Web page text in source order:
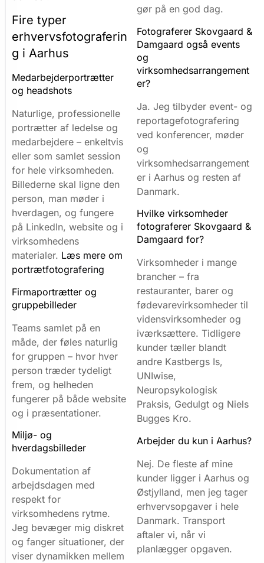
Fire typer
erhvervsfotograferin
g i Aarhus
Medarbejderportrætter
og headshots
Naturlige, professionelle
portrætter af ledelse og
medarbejdere – enkeltvis
eller som samlet session
for hele virksomheden.
Billederne skal ligne den
person, man møder i
hverdagen, og fungere
på LinkedIn, website og i
virksomhedens
materialer. Læs mere om
portrætfotografering
Firmaportrætter og
gruppebilleder
Teams samlet på en
måde, der føles naturlig
for gruppen – hvor hver
person træder tydeligt
frem, og helheden
fungerer på både website
og i præsentationer.
Miljø- og
hverdagsbilleder
Dokumentation af
arbejdsdagen med
respekt for
virksomhedens rytme.
Jeg bevæger mig diskret
og fanger situationer, der
viser dynamikken mellem
gør på en god dag.
Fotograferer Skovgaard &
Damgaard også events
og
virksomhedsarrangement
er?
Ja. Jeg tilbyder event- og
reportagefotografering
ved konferencer, møder
og
virksomhedsarrangement
er i Aarhus og resten af
Danmark.
Hvilke virksomheder
fotograferer Skovgaard &
Damgaard for?
Virksomheder i mange
brancher – fra
restauranter, barer og
fødevarevirksomheder til
vidensvirksomheder og
iværksættere. Tidligere
kunder tæller blandt
andre Kastbergs Is,
UNIwise,
Neuropsykologisk
Praksis, Gedulgt og Niels
Bugges Kro.
Arbejder du kun i Aarhus?
Nej. De fleste af mine
kunder ligger i Aarhus og
Østjylland, men jeg tager
erhvervsopgaver i hele
Danmark. Transport
aftaler vi, når vi
planlægger opgaven.
b
r
u
g
e
r
c
o
o
k
i
e
s
V
i
r
u
e
r
c
o
k
i
e
s
t
i
a
t
f
o
r
b
e